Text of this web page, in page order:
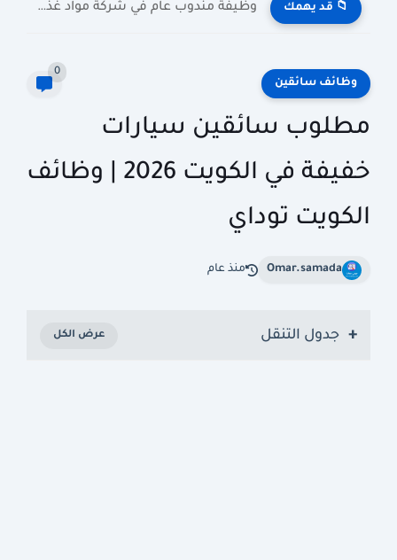
📁 قد يهمك وظيفة مندوب عام في شركة مواد غذائية بالكويت General Public...
وظائف سائقين
0
مطلوب سائقين سيارات
خفيفة في الكويت 2026 | وظائف
الكويت توداي
Omar.samada منذ عام
جدول التنقل